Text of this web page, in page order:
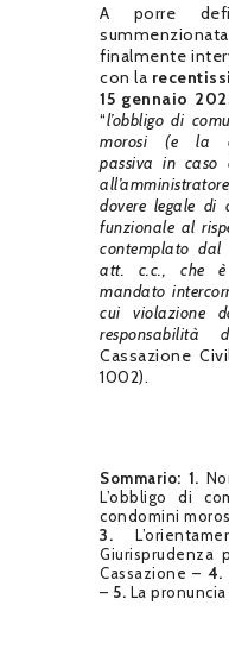
A porre
summenzionata
finalmente
con la
15 gennaio
“l’obbligo di
morosi (e la
passiva in caso
dovere legale di
funzionale al
contemplato dal
att. c.c., che
mandato
cui violazione
Cassazione
1002).
Sommario: 1.
L’obbligo di
condomini
3.
Giurisprudenza
Cassazione – 4.
– 5. La